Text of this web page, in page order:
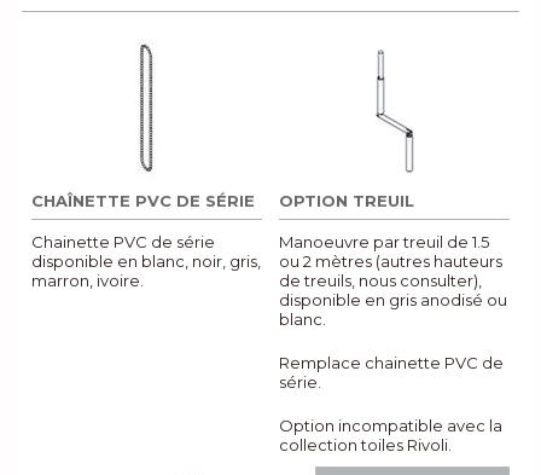
CHAÎNETTE PVC DE SÉRIE
Chainette PVC de série
disponible en blanc, noir, gris,
marron, ivoire.
OPTION TREUIL
Manoeuvre par treuil de 1.5
ou 2 mètres (autres hauteurs
de treuils, nous consulter),
disponible en gris anodisé ou
blanc.
Remplace chainette PVC de
série.
Option incompatible avec la
collection toiles Rivoli.